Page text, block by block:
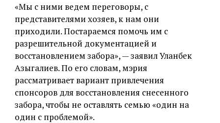
«Мы с ними ведем переговоры, с
представителями хозяев, к нам они
приходили. Постараемся помочь им с
разрешительной документацией и
восстановлением забора», — заявил Уланбек
Азыгалиев. По его словам, мэрия
рассматривает вариант привлечения
спонсоров для восстановления снесенного
забора, чтобы не оставлять семью «один на
один с проблемой».